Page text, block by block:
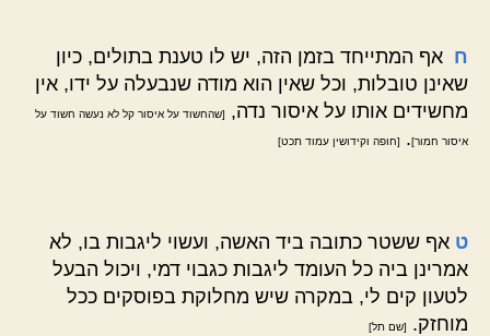
ח אף המתייחד בזמן הזה, יש לו טענת בתולים, כיון
שאינן טובלות, וכל שאין הוא מודה שנבעלה על ידו, אין
מחשידים אותו על איסור נדה,
[שהחשוד על איסור קל לא נעשה חשוד על
איסור חמור]. [חופה וקידושין עמוד תכט]
ט אף ששטר כתובה ביד האשה, ועשוי ליגבות בו, לא
אמרינן ביה כל העומד ליגבות כגבוי דמי, ויכול הבעל
לטעון קים לי, במקרה שיש מחלוקת בפוסקים ככל
מוחזק.
[שם תל]